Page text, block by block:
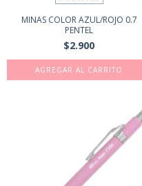
MINAS COLOR AZUL/ROJO 0.7
PENTEL
$2.900
AGREGAR AL CARRITO